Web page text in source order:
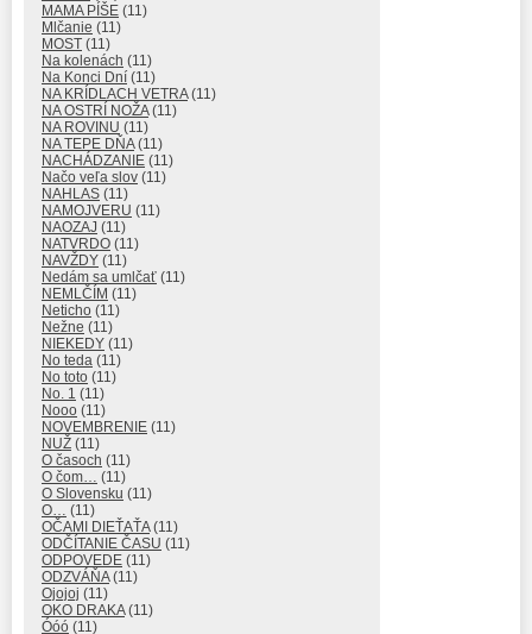
MAMA PÍŠE (11)
Mlčanie (11)
MOST (11)
Na kolenách (11)
Na Konci Dní (11)
NA KRÍDLACH VETRA(11)
NA OSTRÍ NOŽA(11)
NA ROVINU (11)
NA TEPE DŇA(11)
NACHÁDZANIE (11)
Načo veľa slov (11)
NAHLAS (11)
NAMOJVERU (11)
NAOZAJ (11)
NATVRDO (11)
NAVŽDY (11)
Nedám sa umlčať (11)
NEMLČÍM (11)
Neticho (11)
Nežne (11)
NIEKEDY (11)
No teda (11)
No toto (11)
No. 1 (11)
Nooo (11)
NOVEMBRENIE (11)
NUŽ (11)
O časoch (11)
O čom… (11)
O Slovensku (11)
O… (11)
OČAMI DIEŤAŤA(11)
ODČÍTANIE ČASU (11)
ODPOVEDE (11)
ODZVÁŇA(11)
Ojojoj (11)
OKO DRAKA(11)
Óóó (11)